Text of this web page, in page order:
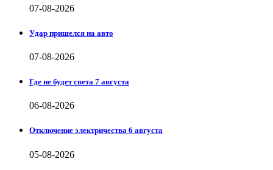
07-08-2026
Удар пришелся на авто
07-08-2026
Где не будет света 7 августа
06-08-2026
Отключение электричества 6 августа
05-08-2026